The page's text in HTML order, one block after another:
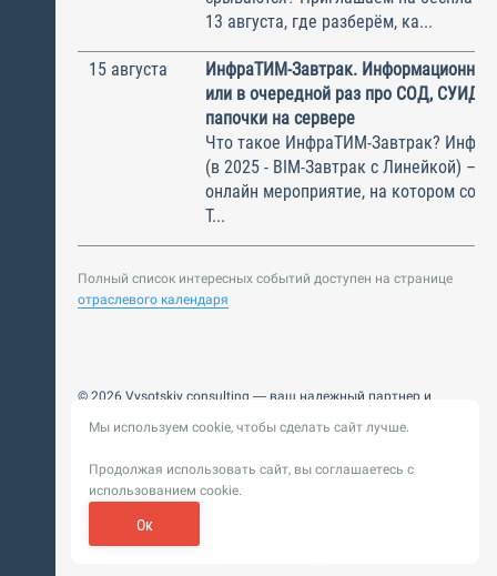
13 августа, где разберём, ка...
15 августа
ИнфраТИМ-Завтрак.
или в очередной раз про СОД, СУИД и
папочки на сервере
Что такое ИнфраТИМ-Завтрак?
(в 2025 - BIM-Завтрак с Линейкой) –
онлайн мероприятие, на котором
Т...
Полный список интересных событий доступен на странице
отраслевого календаря
© 2026 Vysotskiy consulting — ваш надежный партнер и
Цифровизация, BIM, ИИ. Внедряем и оптимизируем
Пользовательское
соглашение
Политика обработки персональных
данных
Разработка сайта —
Мы используем cookie, чтобы сделать сайт лучше.
Продолжая использовать сайт, вы соглашаетесь с
использованием cookie.
Ок